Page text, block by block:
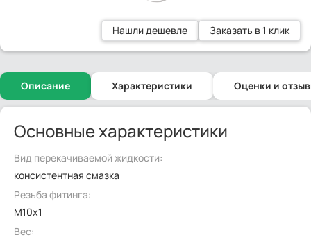
Нашли дешевле Заказать в 1 клик
Описание Характеристики Оценки и
Основные характеристики
Вид перекачиваемой жидкости:
консистентная смазка
Резьба фитинга:
M10x1
Вес: